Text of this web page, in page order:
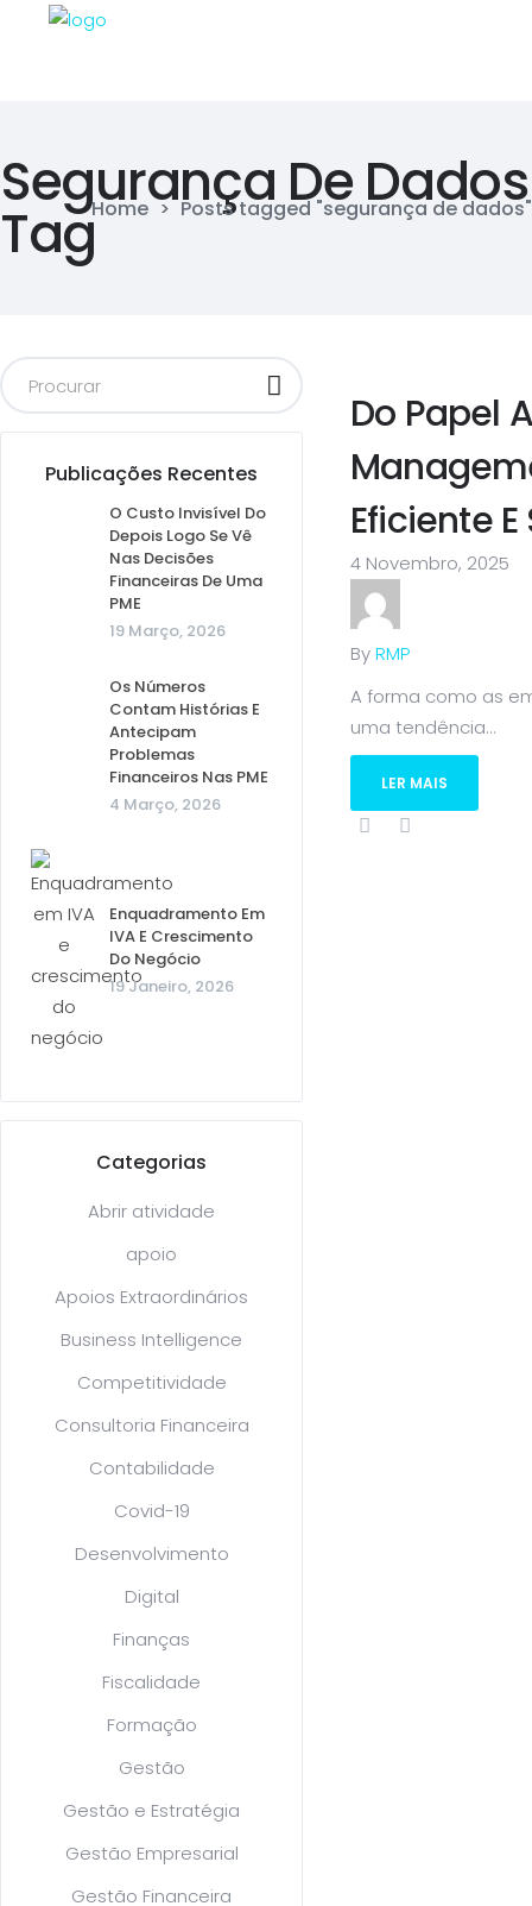
Segurança De Dados
TagHome > Posts tagged "segurança de dados"
Publicações Recentes
O Custo Invisível Do
Depois Logo Se Vê
Nas Decisões
Financeiras De Uma
PME
19 Março, 2026
Os Números
Contam Histórias E
Antecipam
Problemas
Financeiros Nas PME
4 Março, 2026
Enquadramento Em
IVA E Crescimento
Do Negócio
19 Janeiro, 2026
Categorias
Abrir atividade
apoio
Apoios Extraordinários
Business Intelligence
Competitividade
Consultoria Financeira
Contabilidade
Covid-19
Desenvolvimento
Digital
Finanças
Fiscalidade
Formação
Gestão
Gestão e Estratégia
Gestão Empresarial
Gestão Financeira
Do Papel
Eficiente
4 Novembro, 2025
ByRMP
A forma como as
uma tendência...
LER MAIS